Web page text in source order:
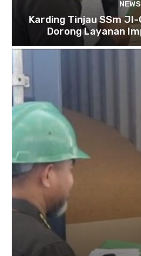
NEWS
Karding Tinjau SSm JI-
Dorong Layanan